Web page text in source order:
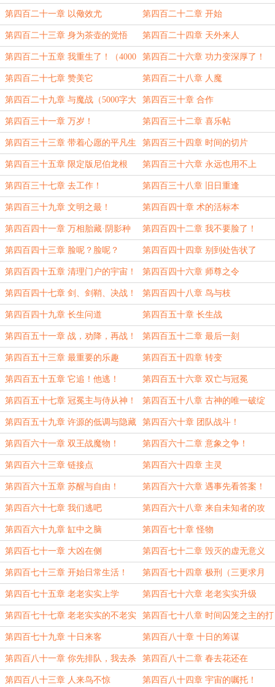
第四百二十一章 以儆效尤 第四百二十二章 开始
第四百二十三章 身为茶壶的觉悟 第四百二十四章 天外来人
第四百二十五章 我重生了！（4000
字大章！）
第四百二十六章 功力变深厚了！
第四百二十七章 赞美它 第四百二十八章 人魔
第四百二十九章 与魔战（5000字大
章求订！）
第四百三十章 合作
第四百三十一章 万岁！ 第四百三十二章 喜乐帖
第四百三十三章 带着心愿的平凡生
活
第四百三十四章 时间的切片
第四百三十五章 限定版尼伯龙根 第四百三十六章 永远也用不上
第四百三十七章 去工作！ 第四百三十八章 旧日重逢
第四百三十九章 文明之最！ 第四百四十章 术的活标本
第四百四十一章 万相胎藏·阴影种
魔
第四百四十二章 我不要脸了！
第四百四十三章 脸呢？脸呢？ 第四百四十四章 别到处告状了
第四百四十五章 清理门户的宇宙！ 第四百四十六章 师尊之令
第四百四十七章 剑、剑鞘、决战！
（4800字大章求订！）
第四百四十八章 鸟与枝
第四百四十九章 长生问道 第四百五十章 长生战
第四百五十一章 战，劝降，再战！ 第四百五十二章 最后一刻
第四百五十三章 最重要的乐趣 第四百五十四章 转变
第四百五十五章 它追！他逃！ 第四百五十六章 双亡与冠冕
第四百五十七章 冠冕主与侍从神！ 第四百五十八章 古神的唯一破绽
第四百五十九章 许源的低调与隐藏 第四百六十章 团队战斗！
第四百六十一章 双王战魔物！ 第四百六十二章 意象之争！
第四百六十三章 链接点 第四百六十四章 主灵
第四百六十五章 苏醒与自由！ 第四百六十六章 遇事先看答案！
第四百六十七章 我们逃吧 第四百六十八章 来自未知者的攻
击……与联合反击
第四百六十九章 缸中之脑 第四百七十章 怪物
第四百七十一章 大凶在侧 第四百七十二章 毁灭的虚无意义
第四百七十三章 开始日常生活！ 第四百七十四章 极刑（三更求月
票！）
第四百七十五章 老老实实上学 第四百七十六章 老老实实升级
第四百七十七章 老老实实的不老实
（加更求票！）
第四百七十八章 时间囚笼之主的打
算
第四百七十九章 十日来客 第四百八十章 十日的筹谋
第四百八十一章 你先排队，我去杀
两个人！
第四百八十二章 春去花还在
第四百八十三章 人来鸟不惊 第四百八十四章 宇宙的嘱托！